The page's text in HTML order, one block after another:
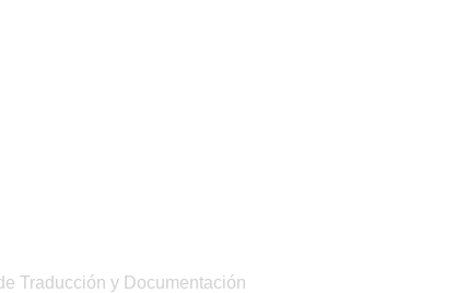
Traducción y Documentación